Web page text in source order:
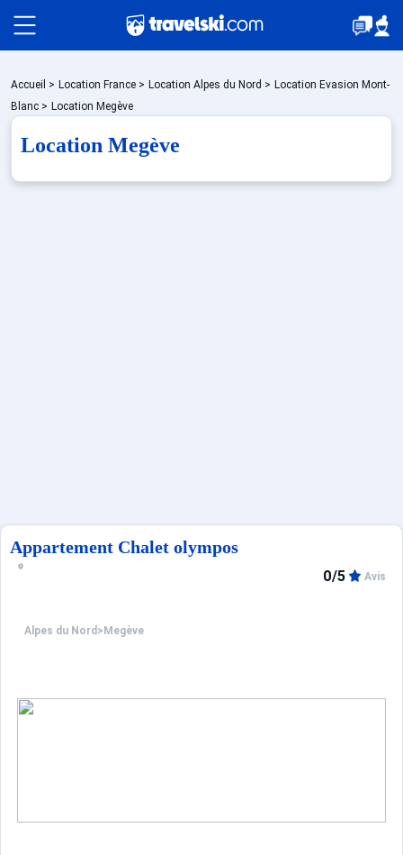
Packages
🚆Train de nuit
Accueil > Location France > Location Alpes du Nord > Location Evasion Mont-
Blanc > Location Megève
Location Megève
Appartement Chalet olympos
Alpes du Nord > Megève
0/5 Avis